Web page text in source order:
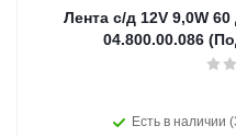
Лента с/д 12V 9,0W 60 д/м 5050 RGB, 10мм, IP20,
04.800.00.086
Есть в наличии